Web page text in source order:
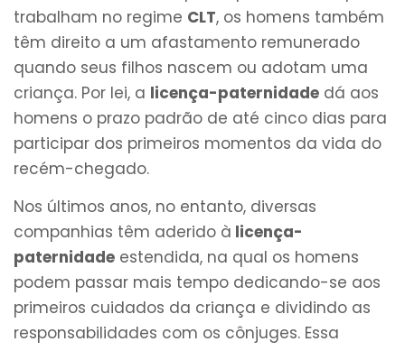
trabalham no regime CLT, os homens também
têm direito a um afastamento remunerado
quando seus filhos nascem ou adotam uma
criança. Por lei, a licença-paternidade dá aos
homens o prazo padrão de até cinco dias para
participar dos primeiros momentos da vida do
recém-chegado.
Nos últimos anos, no entanto, diversas
companhias têm aderido à licença-
paternidade estendida, na qual os homens
podem passar mais tempo dedicando-se aos
primeiros cuidados da criança e dividindo as
responsabilidades com os cônjuges. Essa